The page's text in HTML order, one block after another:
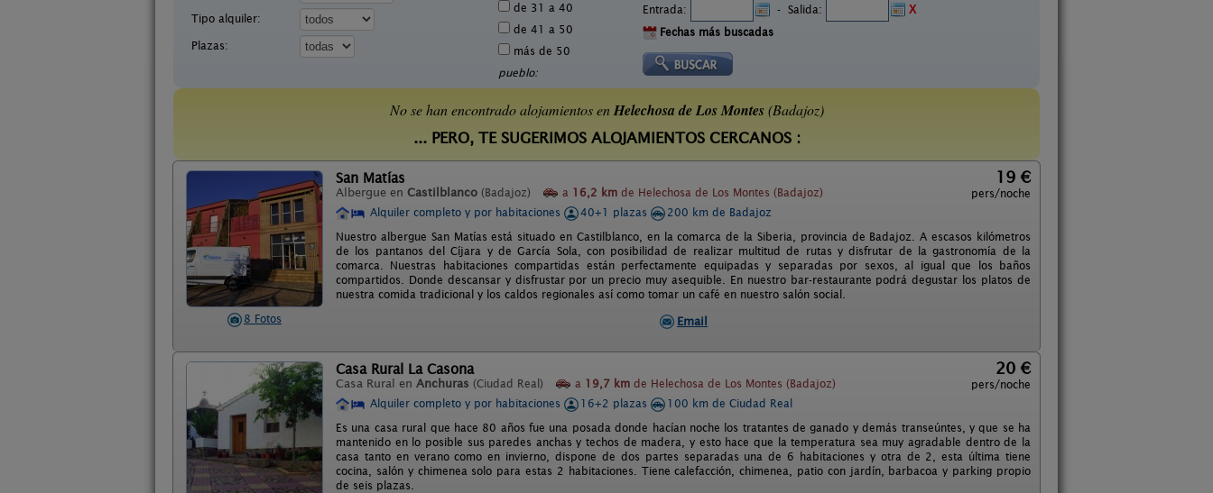
Tipo alquiler:
Plazas:
de 31 a 40
de 41 a 50
más de 50
pueblo:
Entrada:
- Salida:
X
Fechas más buscadas
No se han encontrado alojamientos enHelechosa de Los Montes(Badajoz)
... PERO, TE SUGERIMOS ALOJAMIENTOS CERCANOS :
8 Fotos
San Matías
Albergue en Castilblanco (Badajoz) a 16,2 km de Helechosa de Los Montes (Badajoz)
19 €
pers/noche
Alquiler completo y por habitaciones
40+1 plazas
200 km de Badajoz
Nuestro albergue San Matías está situado en Castilblanco, en la comarca de la Siberia, provincia de Badajoz. A escasos kilómetros
de los pantanos del Cíjara y de García Sola, con posibilidad de realizar multitud de rutas y disfrutar de la gastronomía de la
comarca. Nuestras habitaciones compartidas están perfectamente equipadas y separadas por sexos, al igual que los baños
compartidos. Donde descansar y disfrustar por un precio muy asequible. En nuestro bar-restaurante podrá degustar los platos de
nuestra comida tradicional y los caldos regionales así como tomar un café en nuestro salón social.
Email
Casa Rural La Casona
Casa Rural en Anchuras (Ciudad Real) a 19,7 km de Helechosa de Los Montes (Badajoz)
20 €
pers/noche
Alquiler completo y por habitaciones
16+2 plazas
100 km de Ciudad Real
Es una casa rural que hace 80 años fue una posada donde hacían noche los tratantes de ganado y demás transeúntes, y que se ha
mantenido en lo posible sus paredes anchas y techos de madera, y esto hace que la temperatura sea muy agradable dentro de la
casa tanto en verano como en invierno, dispone de dos partes separadas una de 6 habitaciones y otra de 2, esta última tiene
cocina, salón y chimenea solo para estas 2 habitaciones. Tiene calefacción, chimenea, patio con jardín, barbacoa y parking propio
de seis plazas.